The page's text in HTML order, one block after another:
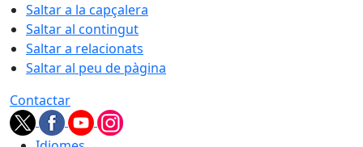
Saltar a la capçalera
Saltar al contingut
Saltar a relacionats
Saltar al peu de pàgina
Contactar